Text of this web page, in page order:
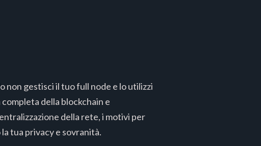
non gestisci il tuo full node e lo utilizzi
della blockchain e
della rete, i motivi per
tua privacy e sovranità.